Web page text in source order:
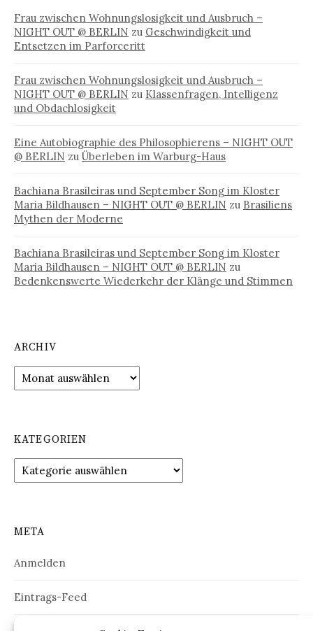
Frau zwischen Wohnungslosigkeit und Ausbruch –
NIGHT OUT @ BERLIN zu Geschwindigkeit und
Entsetzen im Parforceritt
Frau zwischen Wohnungslosigkeit und Ausbruch –
NIGHT OUT @ BERLIN zu Klassenfragen, Intelligenz
und Obdachlosigkeit
Eine Autobiographie des Philosophierens – NIGHT OUT
@ BERLIN zu Überleben im Warburg-Haus
Bachiana Brasileiras und September Song im Kloster
Maria Bildhausen – NIGHT OUT @ BERLIN zu Brasiliens
Mythen der Moderne
Bachiana Brasileiras und September Song im Kloster
Maria Bildhausen – NIGHT OUT @ BERLIN zu
Bedenkenswerte Wiederkehr der Klänge und Stimmen
ARCHIV
Archiv
KATEGORIEN
Kategorien
META
Anmelden
Eintrags-Feed